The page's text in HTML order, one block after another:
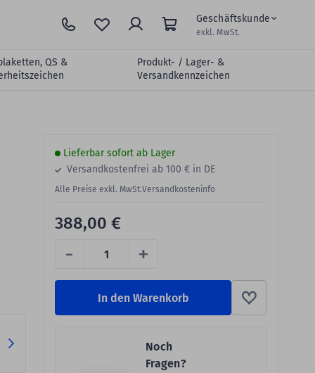
Geschäftskunde
exkl. MwSt.
QS &
Produkt- / Lager- &
Versandkennzeichen
Lieferbar sofort ab Lager
Versandkostenfrei ab 100 € in DE
Alle Preise exkl. MwSt.Versandkosteninfo
- +
388,00 €
In den Warenkorb
Noch
Fragen?